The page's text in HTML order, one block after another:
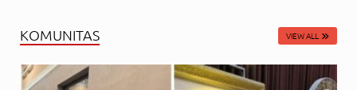
KOMUNITAS VIEW ALL